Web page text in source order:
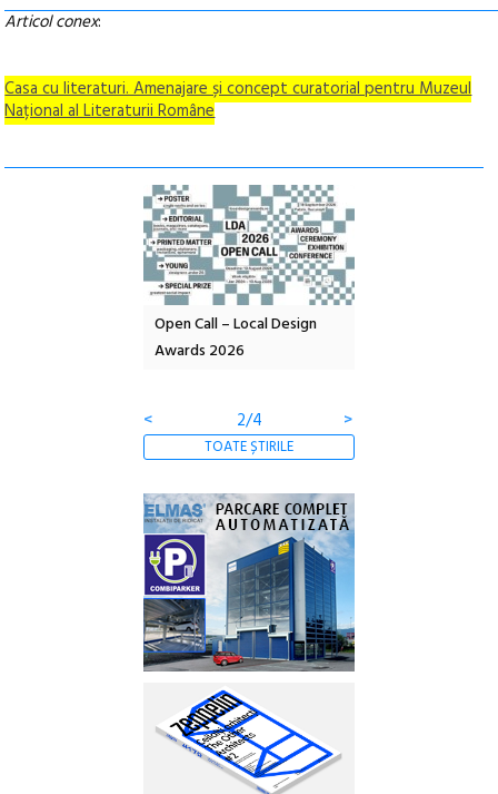
Articol conex:
Casa cu literaturi. Amenajare și concept curatorial pentru Muzeul
Național al Literaturii Române
Anuala de artă urbană
Artown NOW #5:
<
3/4 >
TOATE ȘTIRILE